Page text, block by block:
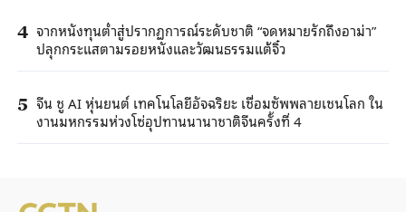
4 จากหนังทุนต่ำสู่ปรากฏการณ์ระดับชาติ “จดหมายรักถึงอาม่า”
ปลุกกระแสตามรอยหนังและวัฒนธรรมแต้จิ๋ว
5 จีน ชู AI หุ่นยนต์ เทคโนโลยีอัจฉริยะ เชื่อมซัพพลายเชนโลก ใน
งานมหกรรมห่วงโซ่อุปทานนานาชาติจีนครั้งที่ 4